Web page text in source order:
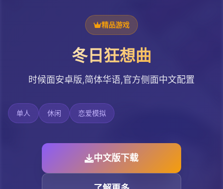
精品游戏
冬日狂想曲
时候面安卓版,简体华语,官方侧面中文配置
单人 休闲 恋爱模拟
中文版下载